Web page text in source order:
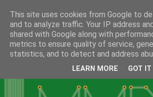
This site uses cookies from Google to
and to analyze traffic. Your IP address
shared with Google along with
metrics to ensure quality of service,
statistics, and to detect and address
LEARN MORE GOT IT